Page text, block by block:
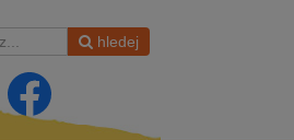
hledej